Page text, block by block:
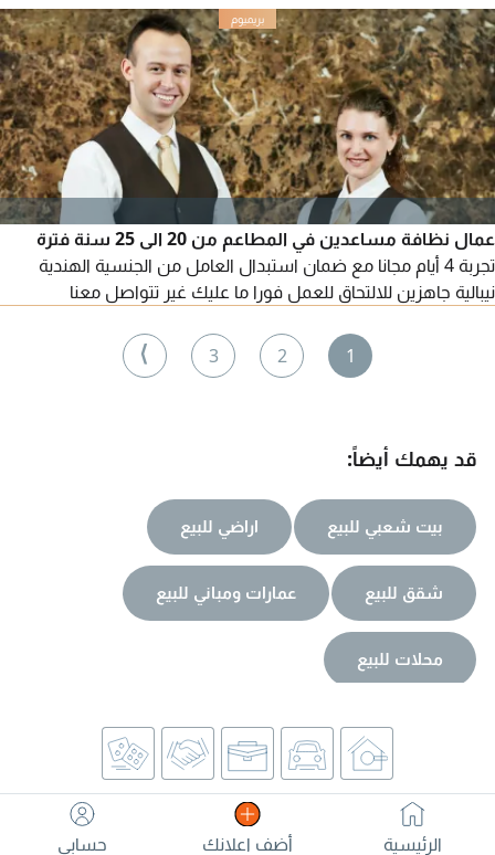
العمل 8 ساعات + استراحة ساعة واحدة، مع يوم عطلة واحد في
الأسبوع. جميع الجنسيات يمكنها التقديم
عمال نظافة مساعدين في المطاعم من 20 الى 25 سنة فترة
تجربة 4 أيام مجانا مع ضمان استبدال العامل من الجنسية الهندية
نيبالية جاهزين للالتحاق للعمل فورا ما عليك غير تتواصل معنا
1
2
3
⟩
قد يهمك أيضاً:
بيت شعبي للبيع اراضي للبيع
شقق للبيع عمارات ومباني للبيع
محلات للبيع
الرئيسية أضف اعلانك حسابي